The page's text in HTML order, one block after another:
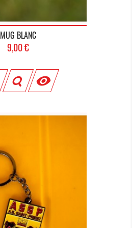
MUG BLANC
Prix
9,00 €
